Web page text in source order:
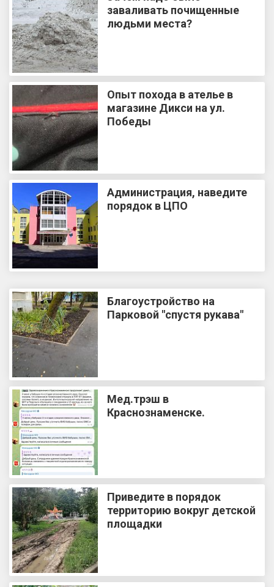
заваливать почищенные
людьми места?
Опыт похода в ателье в
магазине Дикси на ул.
Победы
Администрация, наведите
порядок в ЦПО
Благоустройство на
Парковой "спустя рукава"
Мед.трэш в
Краснознаменске.
Приведите в порядок
территорию вокруг детской
площадки